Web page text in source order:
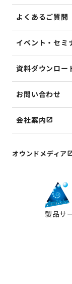
製品サ
よくあるご質問
イベント・セミ
資料ダウンロー
お問い合わせ
会社案内
オウンドメディア